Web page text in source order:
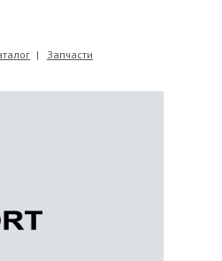
Запчасти